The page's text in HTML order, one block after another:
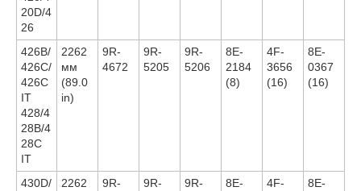
20D/4
26
426B/
426C/
426C
IT
428/4
28B/4
28C
IT
2262
мм
(89.0
in)
9R-
4672
9R-
5205
9R-
5206
8E-
2184
(8)
4F-
3656
(16)
8E-
0367
(16)
430D/
2262
9R-
9R-
9R-
8E-
4F-
8E-